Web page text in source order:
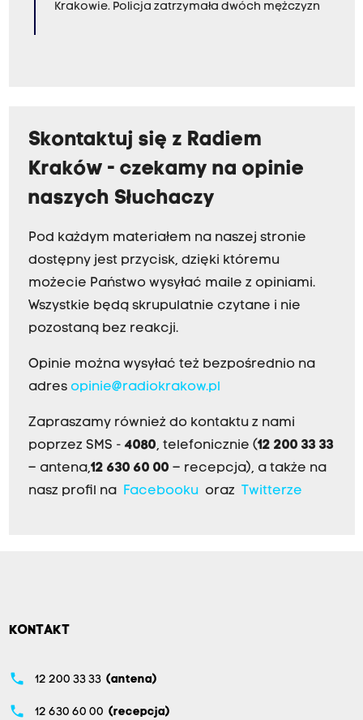
Krakowie. Policja zatrzymała dwóch mężczyzn
Skontaktuj się z Radiem
Kraków - czekamy na opinie
naszych Słuchaczy
Pod każdym materiałem na naszej stronie
dostępny jest przycisk, dzięki któremu
możecie Państwo wysyłać maile z opiniami.
Wszystkie będą skrupulatnie czytane i nie
pozostaną bez reakcji.
Opinie można wysyłać też bezpośrednio na
adres opinie@radiokrakow.pl
Zapraszamy również do kontaktu z nami
poprzez SMS - 4080, telefonicznie (12 200 33 33
– antena,12 630 60 00 – recepcja), a także na
nasz profil na Facebookuoraz Twitterze
KONTAKT
phone 12 200 33 33 (antena)
phone 12 630 60 00 (recepcja)